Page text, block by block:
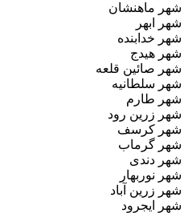
شهر ماهنشان
شهر ابهر
شهر خدابنده
شهر هیدج
شهر صائین قلعه
شهر سلطانیه
شهر طارم
شهر زرین رود
شهر کرسف
شهر گرماب
شهر دندی
شهر نوربهار
شهر زرین آباد
شهر ایجرود